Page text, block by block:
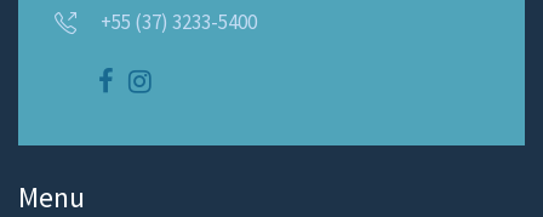
+55 (37) 3233-5400
Menu